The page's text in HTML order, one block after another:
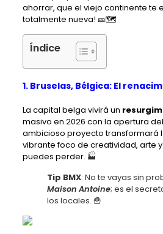
ahorrar, que el viejo continente te
totalmente nueva! 🎫🗺️
Índice
1. Bruselas, Bélgica: El
La capital belga vivirá un
masivo en 2026 con la apertura del
ambicioso proyecto transformará
vibrante foco de creatividad, arte
puedes perder. 🏭
Tip BMX: No te vayas sin
Maison Antoine; es el
los locales. 🍟